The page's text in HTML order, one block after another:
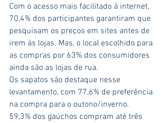
Com o acesso mais facilitado à internet,
70,4% dos participantes garantiram que
pesquisam os preços em sites antes de
irem às lojas. Mas, o local escolhido para
as compras por 63% dos consumidores
ainda são as lojas de rua.
Os sapatos são destaque nesse
levantamento, com 77,6% de preferência
na compra para o outono/inverno.
59,3% dos gaúchos compram até três